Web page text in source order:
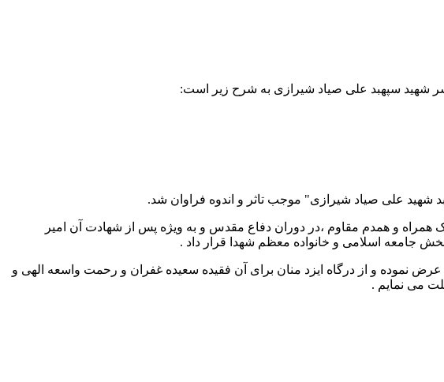
شهید سپهبد علی صیاد شیرازی به شرح زیر است:
شهید علی صیاد شیرازی" موجب تاثر و اندوه فراوان شد.
و همدم مقاوم ،در دوران دفاع مقدس و به ویژه پس از شهادت آن امیر
جامعه اسلامی و خانواده معظم شهدا قرار داد .
عرض نموده و از درگاه ایزد منان برای آن فقیده سعیده غفران و رحمت واسعه الهی و
می نمایم .